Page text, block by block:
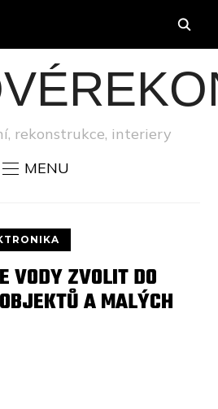
rekonstrukce, interiery
MENU
VODY ZVOLIT DO
A MALÝCH